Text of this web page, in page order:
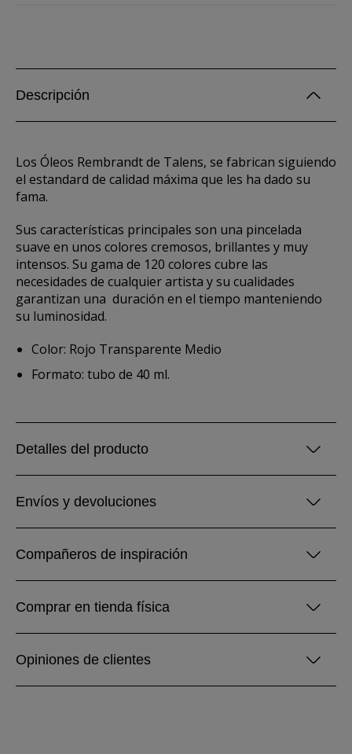
Descripción
Los Óleos Rembrandt de Talens, se fabrican siguiendo
el estandard de calidad máxima que les ha dado su
fama.
Sus características principales son una pincelada
suave en unos colores cremosos, brillantes y muy
intensos. Su gama de 120 colores cubre las
necesidades de cualquier artista y su cualidades
garantizan una duración en el tiempo manteniendo
su luminosidad.
Color: Rojo Transparente Medio
Formato: tubo de 40 ml.
Detalles del producto
Envíos y devoluciones
Compañeros de inspiración
Comprar en tienda física
Opiniones de clientes